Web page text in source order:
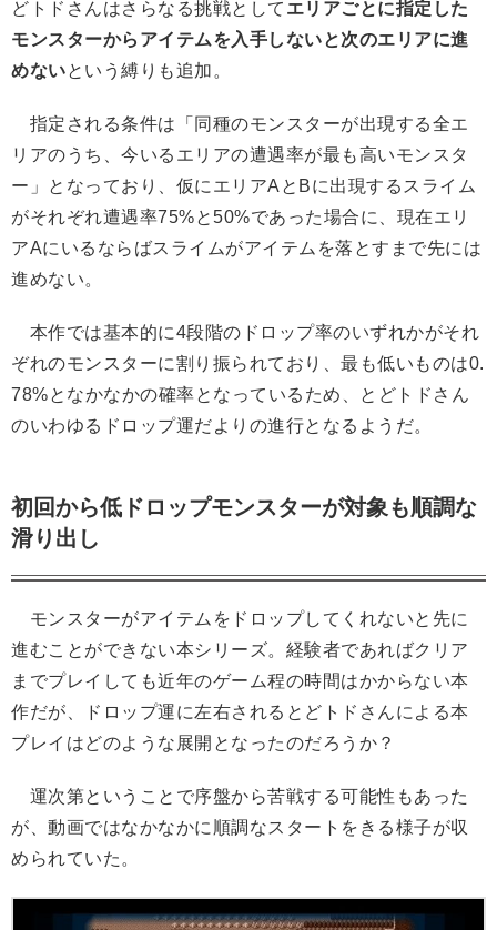
どトドさんはさらなる挑戦として エリアごとに指定した
モンスターからアイテムを入手しないと次のエリアに進
めないという縛りも追加。
指定される条件は「同種のモンスターが出現する全エ
リアのうち、今いるエリアの遭遇率が最も高いモンスタ
ー」となっており、仮にエリアAとBに出現するスライム
がそれぞれ遭遇率75%と50%であった場合に、現在エリ
アAにいるならばスライムがアイテムを落とすまで先には
進めない。
本作では基本的に4段階のドロップ率のいずれかがそれ
ぞれのモンスターに割り振られており、最も低いものは0.
78%となかなかの確率となっているため、とどトドさん
のいわゆるドロップ運だよりの進行となるようだ。
初回から低ドロップモンスターが対象も順調な
滑り出し
モンスターがアイテムをドロップしてくれないと先に
進むことができない本シリーズ。経験者であればクリア
までプレイしても近年のゲーム程の時間はかからない本
作だが、ドロップ運に左右されるとどトドさんによる本
プレイはどのような展開となったのだろうか？
運次第ということで序盤から苦戦する可能性もあった
が、動画ではなかなかに順調なスタートをきる様子が収
められていた。